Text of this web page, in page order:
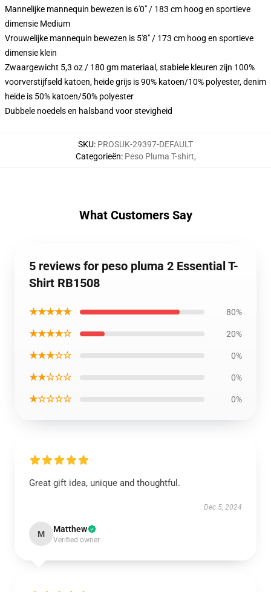
Mannelijke mannequin bewezen is 6'0" / 183 cm hoog en sportieve
dimensie Medium
Vrouwelijke mannequin bewezen is 5'8" / 173 cm hoog en sportieve
dimensie klein
Zwaargewicht 5,3 oz / 180 gm materiaal, stabiele kleuren zijn 100%
voorverstijfseld katoen, heide grijs is 90% katoen/10% polyester, denim
heide is 50% katoen/50% polyester
Dubbele noedels en halsband voor stevigheid
SKU: PROSUK-29397-DEFAULT
Categorieën: Peso Pluma T-shirt,
What Customers Say
5 reviews for peso pluma 2 Essential T-
Shirt RB1508
★★★★★ 80%
★★★★☆ 20%
★★★☆☆ 0%
★★☆☆☆ 0%
★☆☆☆☆ 0%
Great gift idea, unique and thoughtful.
Dec 5, 2024
M Matthew
Verified owner